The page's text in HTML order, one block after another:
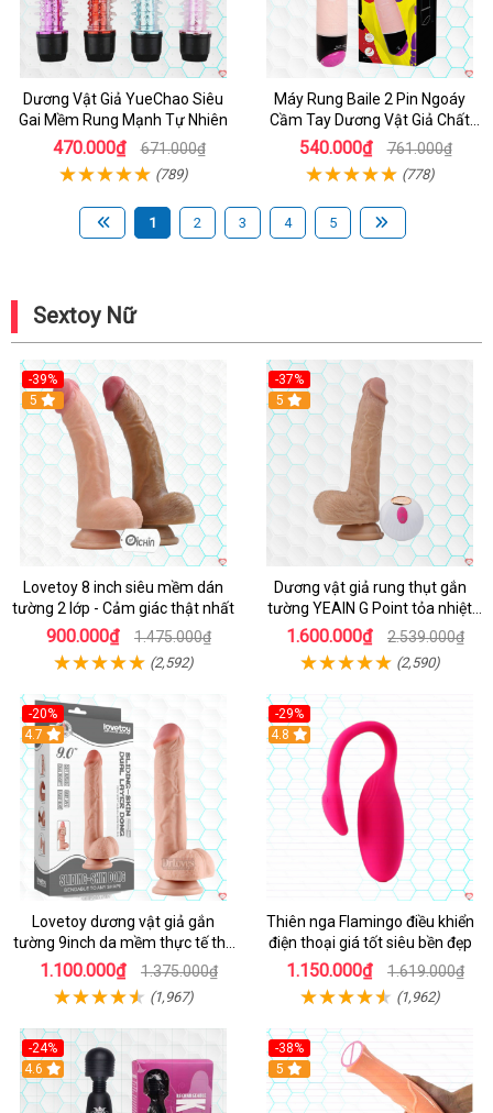
Dương Vật Giả YueChao Siêu
Gai Mềm Rung Mạnh Tự Nhiên
470.000₫ 671.000₫
(789)
Máy Rung Baile 2 Pin Ngoáy
Cầm Tay Dương Vật Giả Chất
Lượng
540.000₫ 761.000₫
(778)
1 2 3 4 5
Sextoy Nữ
-39%
Hot
5
Lovetoy 8 inch siêu mềm dán
tường 2 lớp - Cảm giác thật nhất
900.000₫ 1.475.000₫
(2,592)
-37%
5
Dương vật giả rung thụt gắn
tường YEAIN G Point tỏa nhiệt
điều khiển từ xa
1.600.000₫ 2.539.000₫
(2,590)
-20%
Hot
4.7
Lovetoy dương vật giả gắn
tường 9inch da mềm thực tế thú
vị
1.100.000₫ 1.375.000₫
(1,967)
-29%
Hot
4.8
Thiên nga Flamingo điều khiển
điện thoại giá tốt siêu bền đẹp
1.150.000₫ 1.619.000₫
(1,962)
-24%
4.6
-38%
Hot
5